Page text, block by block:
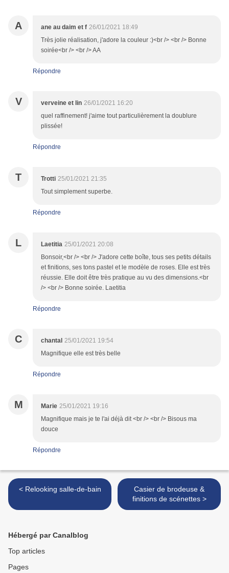
A ane au daim et f 26/01/2021 18:49
Très jolie réalisation, j'adore la couleur :)<br /> <br /> Bonne
soirée<br /> <br /> AA
Répondre
V verveine et lin 26/01/2021 16:20
quel raffinement! j'aime tout particulièrement la doublure
plissée!
Répondre
T Trotti 25/01/2021 21:35
Tout simplement superbe.
Répondre
L Laetitia 25/01/2021 20:08
Bonsoir,<br /> <br /> J'adore cette boîte, tous ses petits détails
et finitions, ses tons pastel et le modèle de roses. Elle est très
réussie. Elle doit être très pratique au vu des dimensions.<br
/> <br /> Bonne soirée. Laetitia
Répondre
C chantal 25/01/2021 19:54
Magnifique elle est très belle
Répondre
M Marie 25/01/2021 19:16
Magnifique mais je te l'ai déjà dit <br /> <br /> Bisous ma
douce
Répondre
< Relooking salle-de-bain
Casier de brodeuse &
finitions de scénettes >
Hébergé par Canalblog
Top articles
Pages